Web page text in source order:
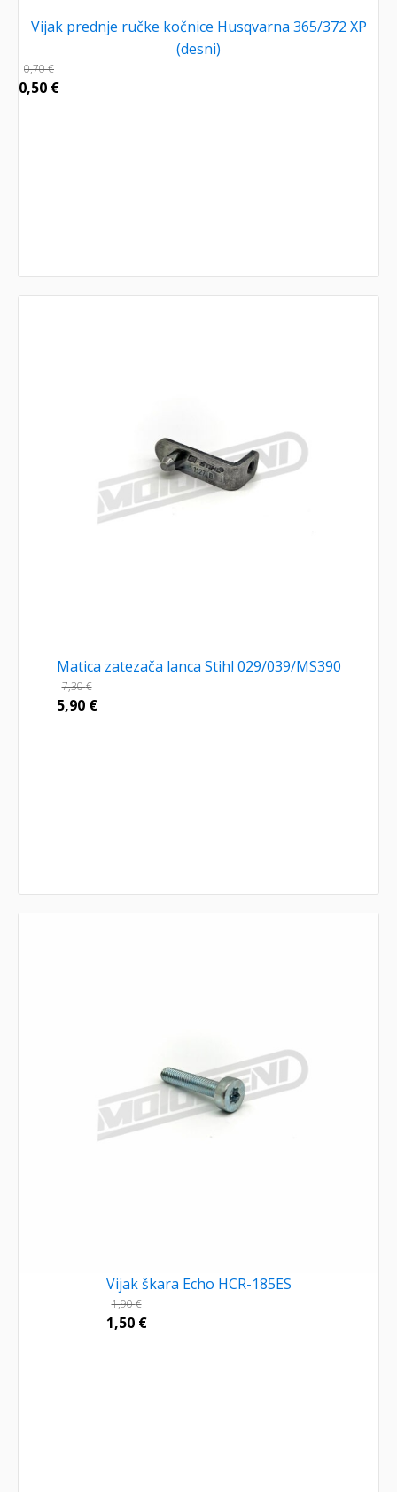
Vijak prednje ručke kočnice Husqvarna 365/372 XP
(desni)
0,70€
0,50 €
Matica zatezača lanca Stihl 029/039/MS390
7,30€
5,90 €
Vijak škara Echo HCR-185ES
1,90€
1,50 €